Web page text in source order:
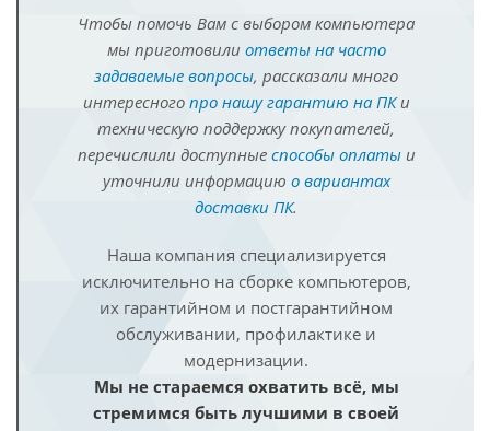
Чтобы помочь Вам с выбором компьютера
мы приготовили ответы на часто
задаваемые вопросы, рассказали много
интересного про нашу гарантию на ПКи
техническую поддержку покупателей,
перечислили доступные способы оплатыи
уточнили информацию о вариантах
доставки ПК.
Наша компания специализируется
исключительно на сборке компьютеров,
их гарантийном и постгарантийном
обслуживании, профилактике и
модернизации.
Мы не стараемся охватить всё, мы
стремимся быть лучшими в своей